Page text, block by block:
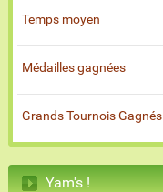
Temps moyen
Médailles gagnées
Grands Tournois Gagnés
Yam's !